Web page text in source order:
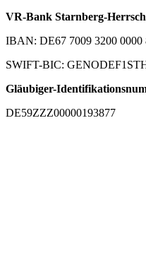
VR-Bank Starnberg-
IBAN: DE67 7009 3200 0000
SWIFT-BIC:
Gläubiger-
DE59ZZZ00000193877